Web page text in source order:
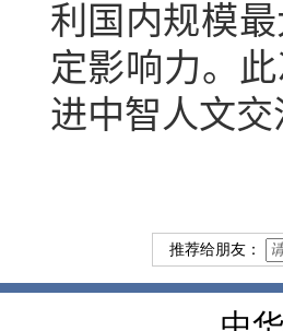
利 国内规模
定影响力。
进中智人文
推荐给朋友：